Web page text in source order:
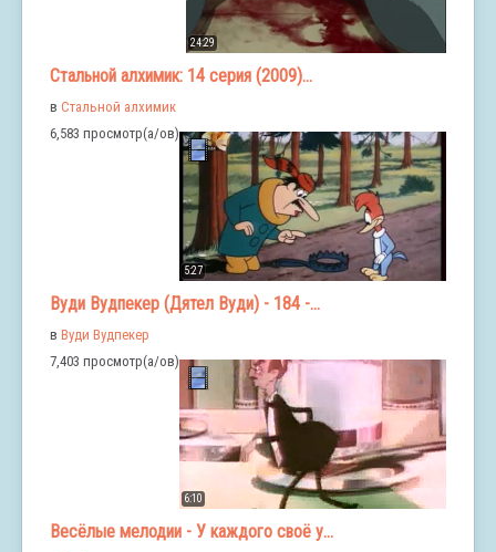
24:29
Стальной алхимик: 14 серия (2009)...
в Стальной алхимик
6,583 просмотр(а/ов)
5:27
Вуди Вудпекер (Дятел Вуди) - 184 -...
в Вуди Вудпекер
7,403 просмотр(а/ов)
6:10
Весёлые мелодии - У каждого своё у...